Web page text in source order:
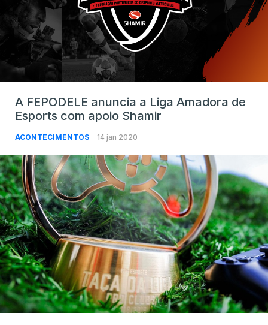
A FEPODELE anuncia a Liga Amadora de
Esports com apoio Shamir
ACONTECIMENTOS 14 jan 2020